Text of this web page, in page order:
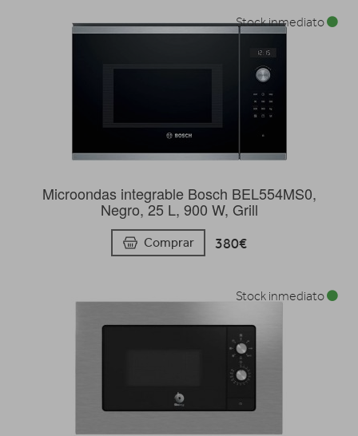
Microondas integrable Bosch BEL554MS0,
Negro, 25 L, 900 W, Grill
Comprar 380€
Stock inmediato
Stock inmediato